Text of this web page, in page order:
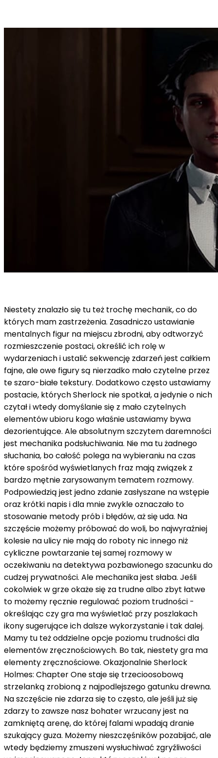
Niestety znalazło się tu też trochę mechanik, co do
których mam zastrzeżenia. Zasadniczo ustawianie
mentalnych figur na miejscu zbrodni, aby odtworzyć
rozmieszczenie postaci, określić ich rolę w
wydarzeniach i ustalić sekwencję zdarzeń jest całkiem
fajne, ale owe figury są nierzadko mało czytelne przez
te szaro-białe tekstury. Dodatkowo często ustawiamy
postacie, których Sherlock nie spotkał, a jedynie o nich
czytał i wtedy domyślanie się z mało czytelnych
elementów ubioru kogo właśnie ustawiamy bywa
dezorientujące. Ale absolutnym szczytem daremności
jest mechanika podsłuchiwania. Nie ma tu żadnego
słuchania, bo całość polega na wybieraniu na czas
które spośród wyświetlanych fraz mają związek z
bardzo mętnie zarysowanym tematem rozmowy.
Podpowiedzią jest jedno zdanie zasłyszane na wstępie
oraz krótki napis i dla mnie zwykle oznaczało to
stosowanie metody prób i błędów, aż się uda. Na
szczęście możemy próbować do woli, bo najwyraźniej
kolesie na ulicy nie mają do roboty nic innego niż
cykliczne powtarzanie tej samej rozmowy w
oczekiwaniu na detektywa pozbawionego szacunku do
cudzej prywatności. Ale mechanika jest słaba. Jeśli
cokolwiek w grze okaże się za trudne albo zbyt łatwe
to możemy ręcznie regulować poziom trudności -
określając czy gra ma wyświetlać przy poszlakach
ikony sugerujące ich dalsze wykorzystanie i tak dalej.
Mamy tu też oddzielne opcje poziomu trudności dla
elementów zręcznościowych. Bo tak, niestety gra ma
elementy zręcznościowe. Okazjonalnie Sherlock
Holmes: Chapter One staje się trzecioosobową
strzelanką zrobioną z najpodlejszego gatunku drewna.
Na szczęście nie zdarza się to często, ale jeśli już się
zdarzy to zawsze nasz bohater wrzucany jest na
zamkniętą arenę, do której falami wpadają dranie
szukający guza. Możemy nieszczęśników pozabijać, ale
wtedy będziemy zmuszeni wysłuchiwać zgryźliwości